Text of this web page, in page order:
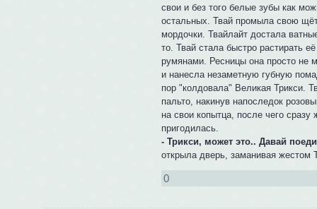
свои и без того белые зубы как
остальных. Твай промыла свою
мордочки. Твайлайт достала
то. Твай стала быстро растирать
румянами. Ресницы она просто не
и нанесла незаметную губную
пор "колдовала" Великая Трикси.
пальто, накинув напоследок
на свои копытца, после чего
пригодилась.
- Трикси, может это.. Давай
открыла дверь, заманивая жестом
0